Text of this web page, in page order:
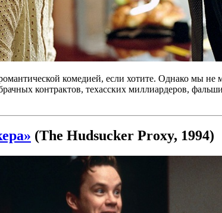
комедией, если хотите. Однако мы
контрактов, техасских миллиардеров,
(The Hudsucker Proxy, 1994)